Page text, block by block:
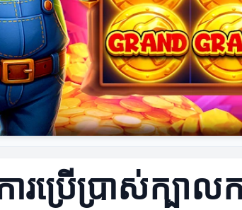
រប្រើប្រាស់ក្បាល